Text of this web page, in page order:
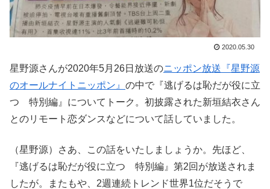
2020.05.30
星野源さんが2020年5月26日放送のニッポン放送『星野源
のオールナイトニッポン』 の中で『逃げるは恥だが役に立
つ 特別編』についてトーク。初披露された新垣結衣さん
とのリモート恋ダンスなどについて話していました。
（星野源）さあ、この話をいたしましょうか。先ほど、
『逃げるは恥だが役に立つ 特別編』第2回が放送されま
したが。またもや、2週連続トレンド世界1位だそうで